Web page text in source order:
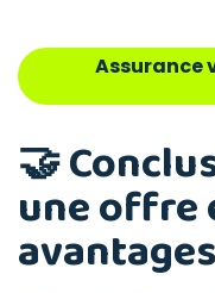
Assurance
🤝
une offre
avantages